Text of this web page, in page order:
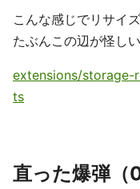
こんな感じでリサイ
たぶんこの辺が怪しい
extensions/storage-
ts
直った爆弾（